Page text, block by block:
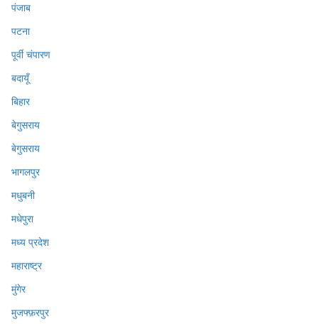
पंजाब
पटना
पूर्वी चंपारण
बदायूँ
बिहार
बेगुसराय
बेगुसराय
भागलपुर
मधुबनी
मधेपुरा
मध्य प्रदेश
महाराष्ट्र
मुंगेर
मुजफ्फ़रपुर